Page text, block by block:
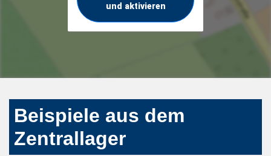
und aktivieren
Beispiele aus dem
Zentrallager